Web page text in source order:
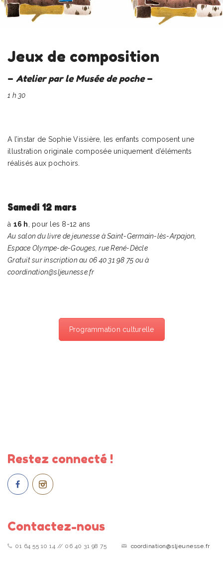
Jeux de composition
– Atelier par le Musée de poche–
1 h 30
A l’instar de Sophie Vissière, les enfants composent une
illustration originale composée uniquement d’éléments
réalisés aux pochoirs.
Samedi 12 mars
à 16 h , pour les 8-12 ans
Au salon du livre de jeunesse à Saint-Germain-lès-Arpajon,
Espace Olympe-de-Gouges, rue René-Dècle
Gratuit sur inscription au 06 40 31 98 75 ou à
coordination@sljeunesse.fr
Programmation culturelle
Restez connecté !
Contactez-nous
01 64 55 10 14 // 06 40 31 98 75 coordination@sljeunesse.fr